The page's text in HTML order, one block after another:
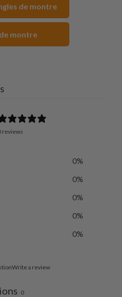
de montre
montre
reviews
0%
0%
0%
0%
0%
Write a review
0